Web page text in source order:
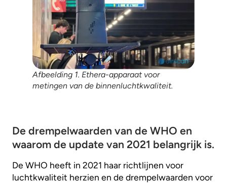
Afbeelding 1. Ethera-apparaat voor
metingen van de binnenluchtkwaliteit.
De drempelwaarden van de WHO en
waarom de update van 2021 belangrijk is.
De WHO heeft in 2021 haar richtlijnen voor
luchtkwaliteit herzien en de drempelwaarden voor